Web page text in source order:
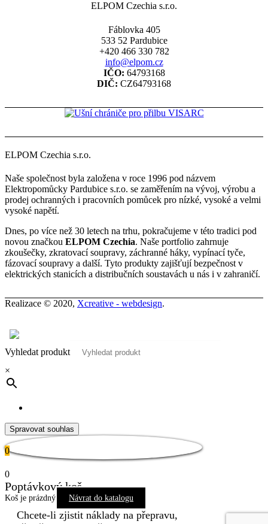
ELPOM Czechia s.r.o.
Fáblovka 405
533 52 Pardubice
+420 466 330 782
info@elpom.cz
IČO: 64793168
DIČ: CZ64793168
ELPOM Czechia s.r.o.
Naše společnost byla založena v roce 1996 pod názvem
Elektropomůcky Pardubice s.r.o. se zaměřením na vývoj, výrobu a
prodej ochranných i pracovních pomůcek pro nízké, vysoké a velmi
vysoké napětí.
Dnes, po více než 30 letech na trhu, pokračujeme v této tradici pod
novou značkou ELPOM Czechia. Naše portfolio zahrnuje
zkoušečky, zkratovací soupravy, záchranné háky, vypínací tyče,
fázovací soupravy a další. Tyto produkty zajišťují bezpečnost v
elektrických stanicích a distribučních soustavách u nás i v zahraničí.
Realizace © 2020, Xcreative - webdesign.
Vyhledat produkt
×
Spravovat souhlas
0
0
Poptávkový koš
Koš je prázdný Návrat do katalogu
Chcete-li zjistit náklady na přepravu,